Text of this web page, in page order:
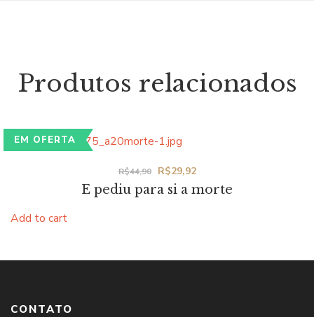
Produtos relacionados
EM OFERTA
E pediu para si a morte
R$44,90
Original
price
R$29,92Current
price
Add to cart
CONTATO